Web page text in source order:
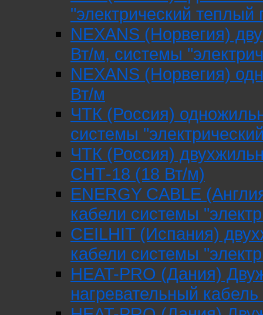
"электрический
NEXANS (Норвегия)
Вт/м, системы
NEXANS (Норвегия)
Вт/м
ЧТК (Россия)
системы
ЧТК (Россия)
СНТ-18 (18 Вт/м)
ENERGY CABLE
кабели системы
CEILHIT (Испания)
кабели системы
HEAT-PRO (Дания)
нагревательный